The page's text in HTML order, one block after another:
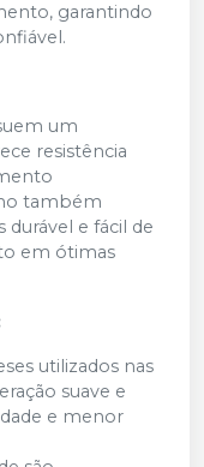
garantindo
um
resistência
também
e fácil de
em ótimas
utilizados nas
suave e
e menor